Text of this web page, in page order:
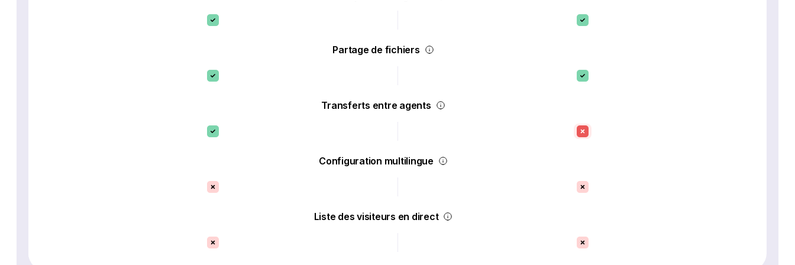
Partage de fichiers
Transferts entre agents
Configuration multilingue
Liste des visiteurs en direct